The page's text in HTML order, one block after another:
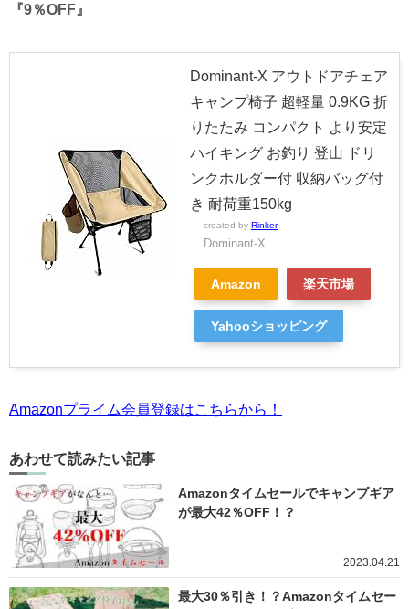
『9％OFF』
Dominant-X アウトドアチェア
キャンプ椅子 超軽量 0.9KG 折
りたたみ コンパクト より安定
ハイキング お釣り 登山 ドリ
ンクホルダー付 収納バッグ付
き 耐荷重150kg
created by Rinker
Dominant-X
Amazon 楽天市場
Yahooショッピング
Amazonプライム会員登録はこちらから！
あわせて読みたい記事
Amazonタイムセールでキャンプギア
が最大42％OFF！？
2023.04.21
最大30％引き！？Amazonタイムセー